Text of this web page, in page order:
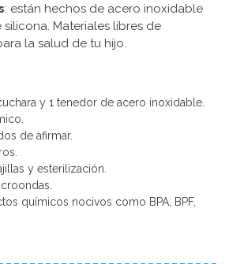
: están hechos de acero inoxidable
Materiales libres de
la salud de tu hijo.
y 1 tenedor de acero inoxidable.
de afirmar.
y esterilización.
químicos nocivos como BPA, BPF,